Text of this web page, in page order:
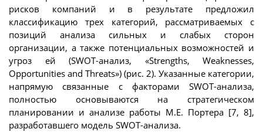
рисков компаний и в результате предложил
классификацию трех категорий, рассматриваемых с
позиций анализа сильных и слабых сторон
организации, а также потенциальных возможностей и
угроз ей (SWOT-анализ, «Strengths, Weaknesses,
Opportunities and Threats») (рис. 2). Указанные категории,
напрямую связанные с факторами SWOT-анализа,
полностью основываются на стратегическом
планировании и анализе работы М.Е. Портера [7, 8],
разработавшего модель SWOT-анализа.